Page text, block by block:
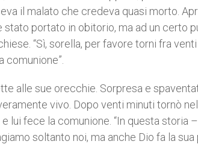
il malato che credeva quasi morto.
stato portato in obitorio, ma ad un certo
“Sì, sorella, per favore torni fra
comunione”.
alle sue orecchie. Sorpresa e
vivo. Dopo venti minuti tornò
lui fece la comunione. “In questa
soltanto noi, ma anche Dio fa la